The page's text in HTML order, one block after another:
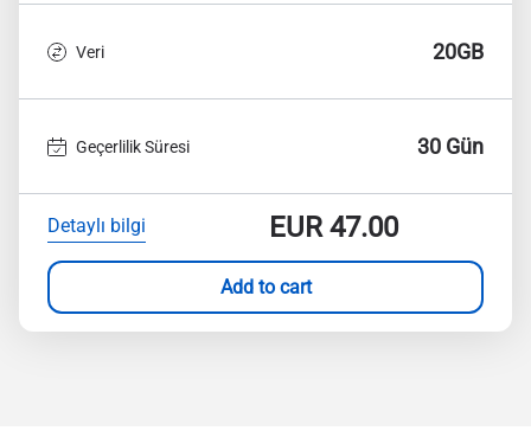
Veri 20GB
Geçerlilik Süresi 30 Gün
Detaylı bilgi EUR47.00
Add to cart